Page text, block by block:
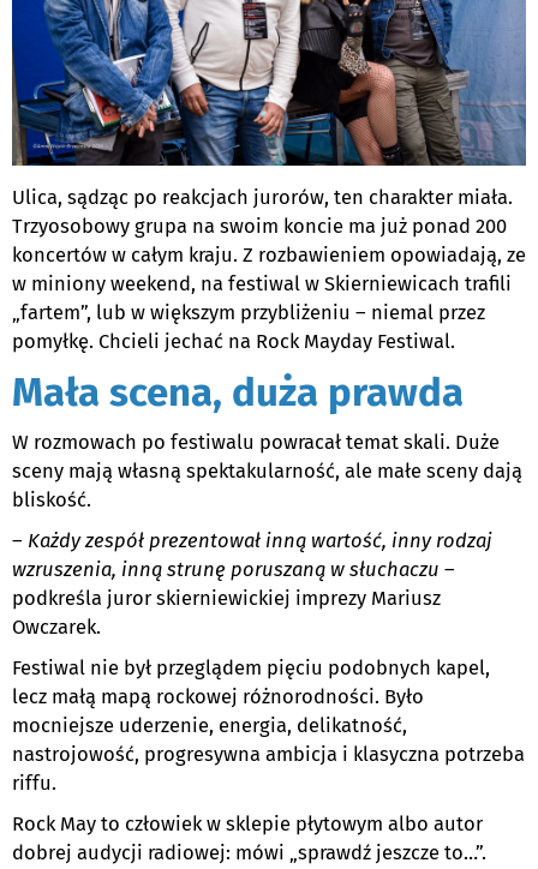
Ulica, sądząc po reakcjach jurorów, ten charakter miała.
Trzyosobowy grupa na swoim koncie ma już ponad 200
koncertów w całym kraju. Z rozbawieniem opowiadają, ze
w miniony weekend, na festiwal w Skierniewicach trafili
„fartem”, lub w większym przybliżeniu – niemal przez
pomyłkę. Chcieli jechać na Rock Mayday Festiwal.
Mała scena, duża prawda
W rozmowach po festiwalu powracał temat skali. Duże
sceny mają własną spektakularność, ale małe sceny dają
bliskość.
– Każdy zespół prezentował inną wartość, inny rodzaj
wzruszenia, inną strunę poruszaną w słuchaczu –
podkreśla juror skierniewickiej imprezy Mariusz
Owczarek.
Festiwal nie był przeglądem pięciu podobnych kapel,
lecz małą mapą rockowej różnorodności. Było
mocniejsze uderzenie, energia, delikatność,
nastrojowość, progresywna ambicja i klasyczna potrzeba
riffu.
Rock May to człowiek w sklepie płytowym albo autor
dobrej audycji radiowej: mówi „sprawdź jeszcze to…”.